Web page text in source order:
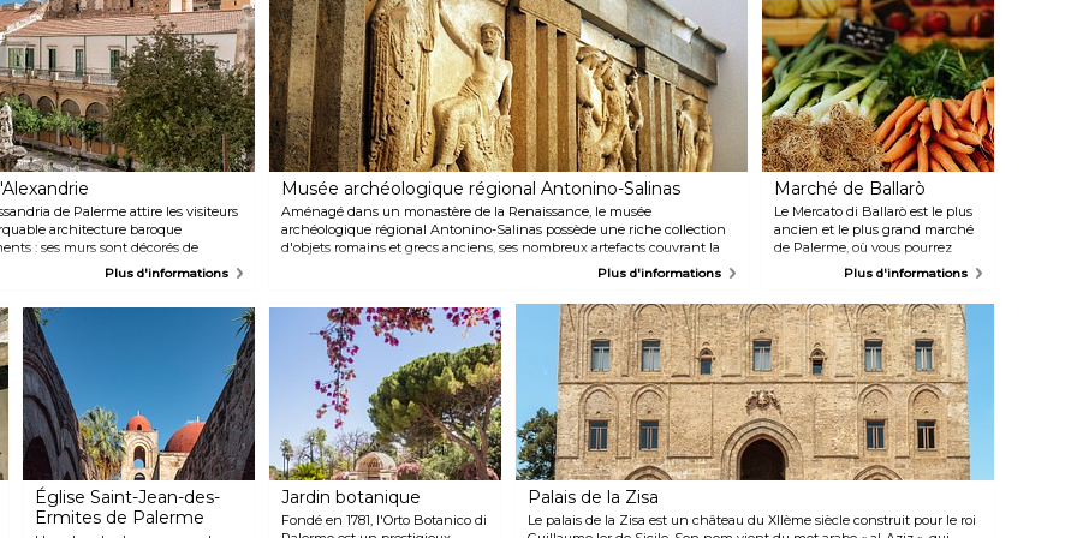
est également exposée. Le lieu n'est accessible que via les visites
guidées, qui doivent être réservées à l'avance.
de Palerme attire les visiteurs
architecture baroque
: ses murs sont décorés de
aussi des fresques éclatantes,
La boulangerie, à l'intérieur, vend
recettes qui sont utilisées dans les
siècles.
Plus d'informations
Musée archéologique régional Antonino-Salinas
Aménagé dans un monastère de la Renaissance, le musée
archéologique régional Antonino-Salinas possède une riche collection
d'objets romains et grecs anciens, ses nombreux artefacts couvrant la
majeure partie de l'histoire de Palerme. Les frises ornementales des
Plus d'informations
Marché de Ballarò
Le Mercato di Ballarò est le plus
ancien et le plus grand marché
de Palerme, où vous pourrez
découvrir de nouvelles saveurs et
Arpentez les ruelles de ce
marché de rue, un véritable souk
animé et haut en couleur, et
vous comprendrez
immédiatement comment les
marchés siciliens se sont
développés pendant
l'occupation arabe. Les mélodies
entonnées par les vendeurs pour
attirer les clients tout en leur
proposant des échantillons font
Plus d'informations
Église Saint-Jean-des-
Ermites de Palerme
Jardin botanique
Fondé en 1781, l'Orto Botanico di
Palais de la Zisa
Le palais de la Zisa est un château du XIIème siècle construit pour le roi